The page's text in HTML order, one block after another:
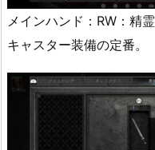
メインハンド：RW：精霊
キャスター装備の定番。